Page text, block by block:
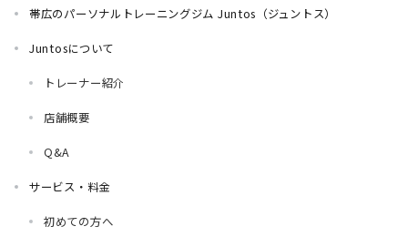
帯広のパーソナルトレーニングジム Juntos（ジュントス）
Juntosについて
トレーナー紹介
店舗概要
Q&A
サービス・料金
初めての方へ